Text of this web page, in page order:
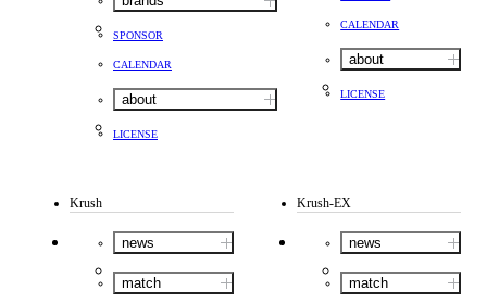
SPONSOR
CALENDAR
about
LICENSE
CALENDAR
about
LICENSE
Krush
news
match
Krush-EX
news
match